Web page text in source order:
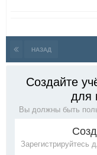
НАЗАД
Создайте
для
Вы должны быть
Зарегистрируйтесь